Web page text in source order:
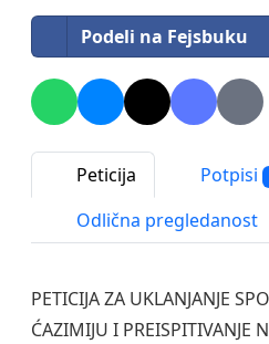
Podeli na Fejsbuku
Peticija Potpisi
Odlična pregledanost
PETICIJA ZA UKLANJANJE
ĆAZIMIJU I PREISPITIVANJE